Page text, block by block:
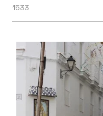
1533